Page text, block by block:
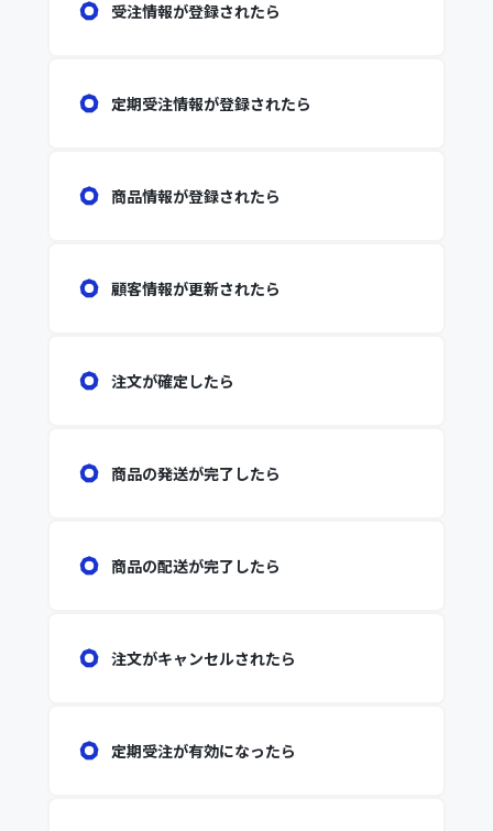
受注情報が登録されたら
定期受注情報が登録されたら
商品情報が登録されたら
顧客情報が更新されたら
注文が確定したら
商品の発送が完了したら
商品の配送が完了したら
注文がキャンセルされたら
定期受注が有効になったら